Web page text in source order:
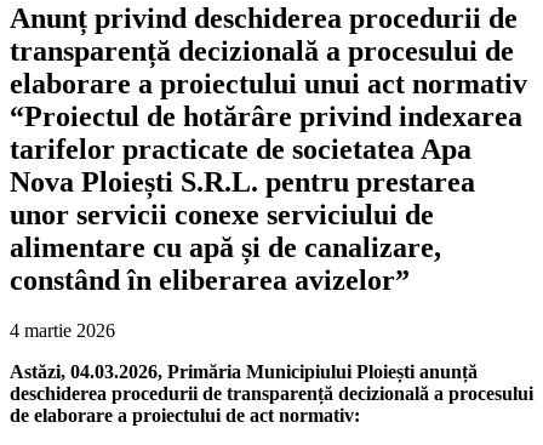
Anunț privind deschiderea procedurii de
transparență decizională a procesului de
elaborare a proiectului unui act normativ
“Proiectul de hotărâre privind indexarea
tarifelor practicate de societatea Apa
Nova Ploiești S.R.L. pentru prestarea
unor servicii conexe serviciului de
alimentare cu apă și de canalizare,
constând în eliberarea avizelor”
4 martie 2026
Astăzi, 04.03.2026, Primăria Municipiului Ploiești anunță
deschiderea procedurii de transparență decizională a procesului
de elaborare a proiectului de act normativ: